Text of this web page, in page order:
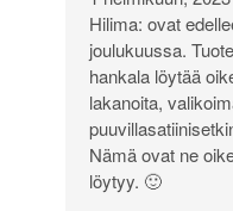
Hilima: ovat
joulukuussa.
hankala löytää
lakanoita,
Nämä ovat ne
löytyy. 🙂